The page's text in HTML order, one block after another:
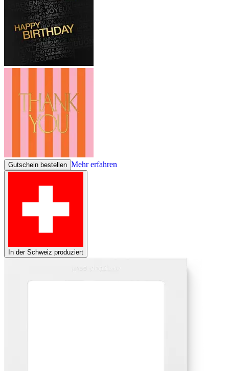
Gutschein bestellen Mehr erfahren
In der Schweiz produziert